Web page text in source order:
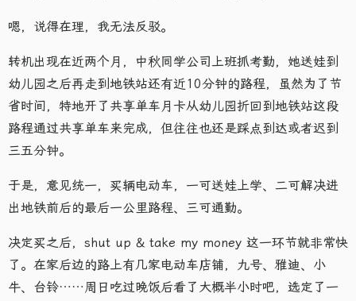
嗯，说得在理，我无法反驳。
转机出现在近两个月，中秋同学公司上班抓考勤，她送娃到
幼儿园之后再走到地铁站还有近10分钟的路程，虽然为了节
省时间，特地开了共享单车月卡从幼儿园折回到地铁站这段
路程通过共享单车来完成，但往往也还是踩点到达或者迟到
三五分钟。
于是，意见统一，买辆电动车，一可送娃上学、二可解决进
出地铁前后的最后一公里路程、三可通勤。
决定买之后，shut up & take my money 这一环节就非常快
了。在家后边的路上有几家电动车店铺，九号、雅迪、小
牛、台铃……周日吃过晚饭后看了大概半小时吧，选定了一